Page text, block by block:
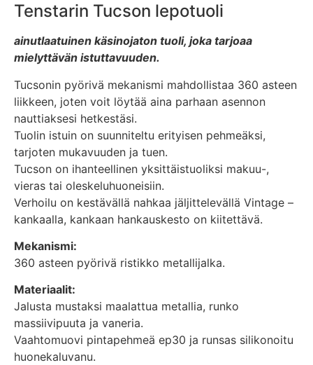
Tenstarin Tucson lepotuoli
ainutlaatuinen käsinojaton tuoli, joka tarjoaa
mielyttävän istuttavuuden.
Tucsonin pyörivä mekanismi mahdollistaa 360 asteen
liikkeen, joten voit löytää aina parhaan asennon
nauttiaksesi hetkestäsi.
Tuolin istuin on suunniteltu erityisen pehmeäksi,
tarjoten mukavuuden ja tuen.
Tucson on ihanteellinen yksittäistuoliksi makuu-,
vieras tai oleskeluhuoneisiin.
Verhoilu on kestävällä nahkaa jäljittelevällä Vintage –
kankaalla, kankaan hankauskesto on kiitettävä.
Mekanismi:
360 asteen pyörivä ristikko metallijalka.
Materiaalit:
Jalusta mustaksi maalattua metallia, runko
massiivipuuta ja vaneria.
Vaahtomuovi pintapehmeä ep30 ja runsas silikonoitu
huonekaluvanu.